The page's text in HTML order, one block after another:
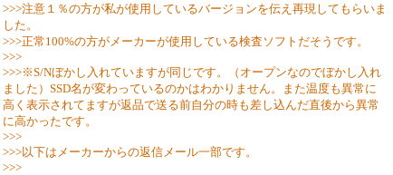
>>>注意１％の方が私が使用しているバージョンを伝え再現してもらいま
した。
>>>正常100%の方がメーカーが使用している検査ソフトだそうです。
>>>
>>>※S/Nぼかし入れていますが同じです。（オープンなのでぼかし入れ
ました）SSD名が変わっているのかはわかりません。また温度も異常に
高く表示されてますが返品で送る前自分の時も差し込んだ直後から異常
に高かったです。
>>>
>>>以下はメーカーからの返信メール一部です。
>>>